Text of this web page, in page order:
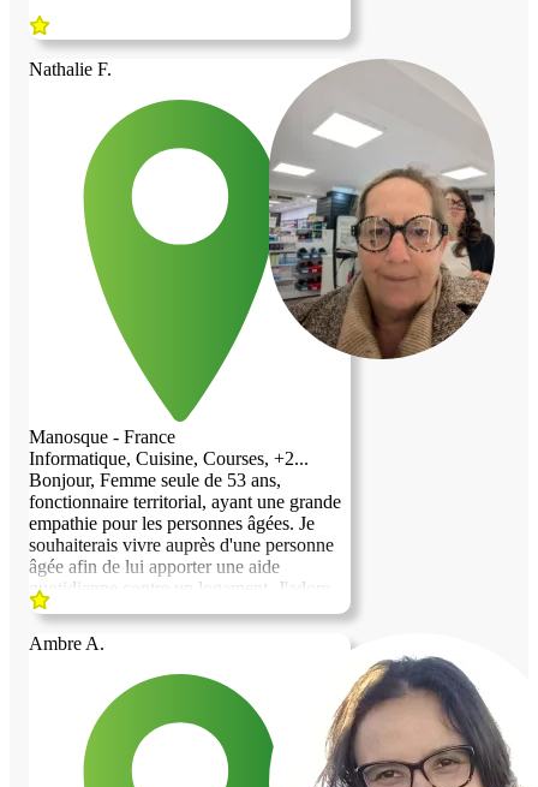
Nathalie F.
Manosque - France
Informatique, Cuisine, Courses, +2...
Bonjour, Femme seule de 53 ans,
fonctionnaire territorial, ayant une grande
empathie pour les personnes âgées. Je
souhaiterais vivre auprès d'une personne
âgée afin de lui apporter une aide
quotidienne contre un logement. J'adore
cuisiner, le jardinage, la lecture, j'ai ma
propre voiture pour aller faire les courses,
et rendre des services comme par exemple
aller à la pharmacie etc... Et m'assurer au
quotidien du bien être de la personne qui
m'hébergera. Merci de bien vouloir
prendre en considération ma demande.
Nathalie Fort
Ambre A.